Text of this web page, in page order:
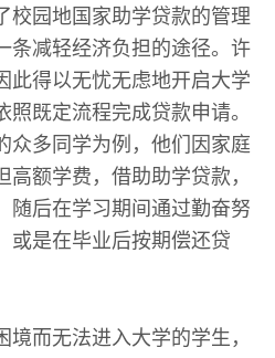
校园地国家助学贷款的管理
条减轻经济负担的途径。许
此得以无忧无虑地开启大学
既定流程完成贷款申请。
众多同学为例，他们因家庭
额学费，借助助学贷款，
随后在学习期间通过勤奋努
或是在毕业后按期偿还贷
而无法进入大学的学生，